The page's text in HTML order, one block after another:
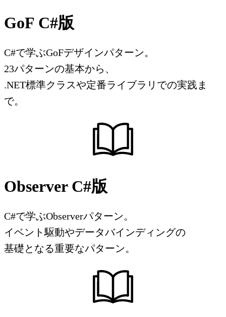
GoF C#版
C#で学ぶGoFデザインパターン。
23パターンの基本から、
.NET標準クラスや定番ライブラリでの実践ま
で。
Observer C#版
C#で学ぶObserverパターン。
イベント駆動やデータバインディングの
基礎となる重要なパターン。